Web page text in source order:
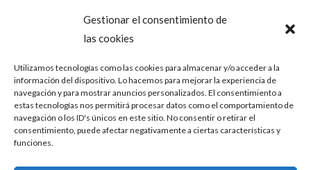
Gestionar el consentimiento de
las cookies
Utilizamos tecnologías como las cookies para almacenar y/o acceder a la
información del dispositivo. Lo hacemos para mejorar la experiencia de
navegación y para mostrar anuncios personalizados. El consentimiento a
estas tecnologías nos permitirá procesar datos como el comportamiento de
navegación o los ID's únicos en este sitio. No consentir o retirar el
consentimiento, puede afectar negativamente a ciertas características y
funciones.